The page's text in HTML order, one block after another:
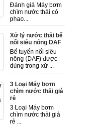
Đánh giá Máy bơm
chìm nước thải có
phao...
Xử lý nước thải bể
nổi siêu nông DAF
Bể tuyển nổi siêu
nông (DAF) được
dùng trong xử ...
3 Loại Máy bơm
chìm nước thải giá
rẻ
3 Loại Máy bơm
chìm nước thải giá
rẻ ...